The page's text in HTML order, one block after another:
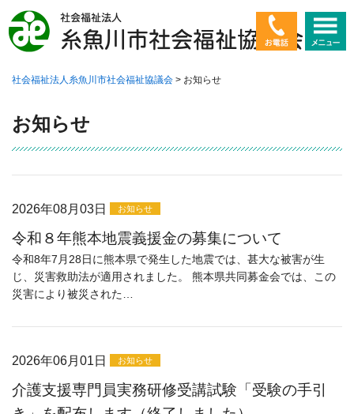
ホーム
社会福祉協議会とは
障害者に関すること
子ども・若者に関すること
暮らしに関すること
ビーチホールまがたま
介護センターにじ
社会福祉法人糸魚川市社会福祉協議会 > お知らせ
お知らせ
2026年08月03日 お知らせ
令和８年熊本地震義援金の募集について
令和8年7月28日に熊本県で発生した地震では、甚大な被害が生
じ、災害救助法が適用されました。 熊本県共同募金会では、この
災害により被災された…
2026年06月01日 お知らせ
介護支援専門員実務研修受講試験「受験の手引